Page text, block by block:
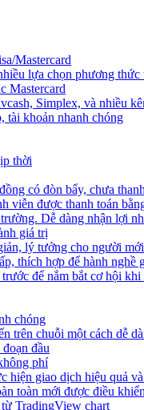
Mastercard
lựa chọn phương thức
Mastercard
Simplex, và nhiều
tài khoản nhanh chóng
thời
có đòn bẩy, chưa
viễn được thanh toán
Dễ dàng nhận lợi
giá trị
lý tưởng cho người
thích hợp để hành nghề
để nắm bắt cơ hội
chóng
trên chuỗi một cách dễ
đầu
phí
hiện giao dịch hiệu quả
toàn mới được điều
TradingView chart